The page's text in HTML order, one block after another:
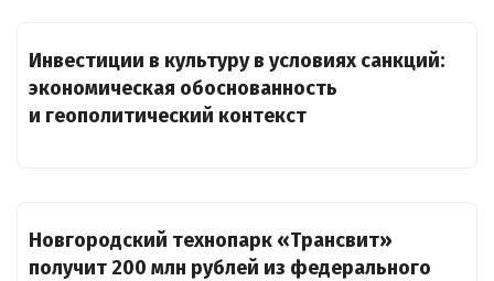
Инвестиции в культуру в условиях санкций:
экономическая обоснованность
и геополитический контекст
Новгородский технопарк «Трансвит»
получит 200 млн рублей из федерального